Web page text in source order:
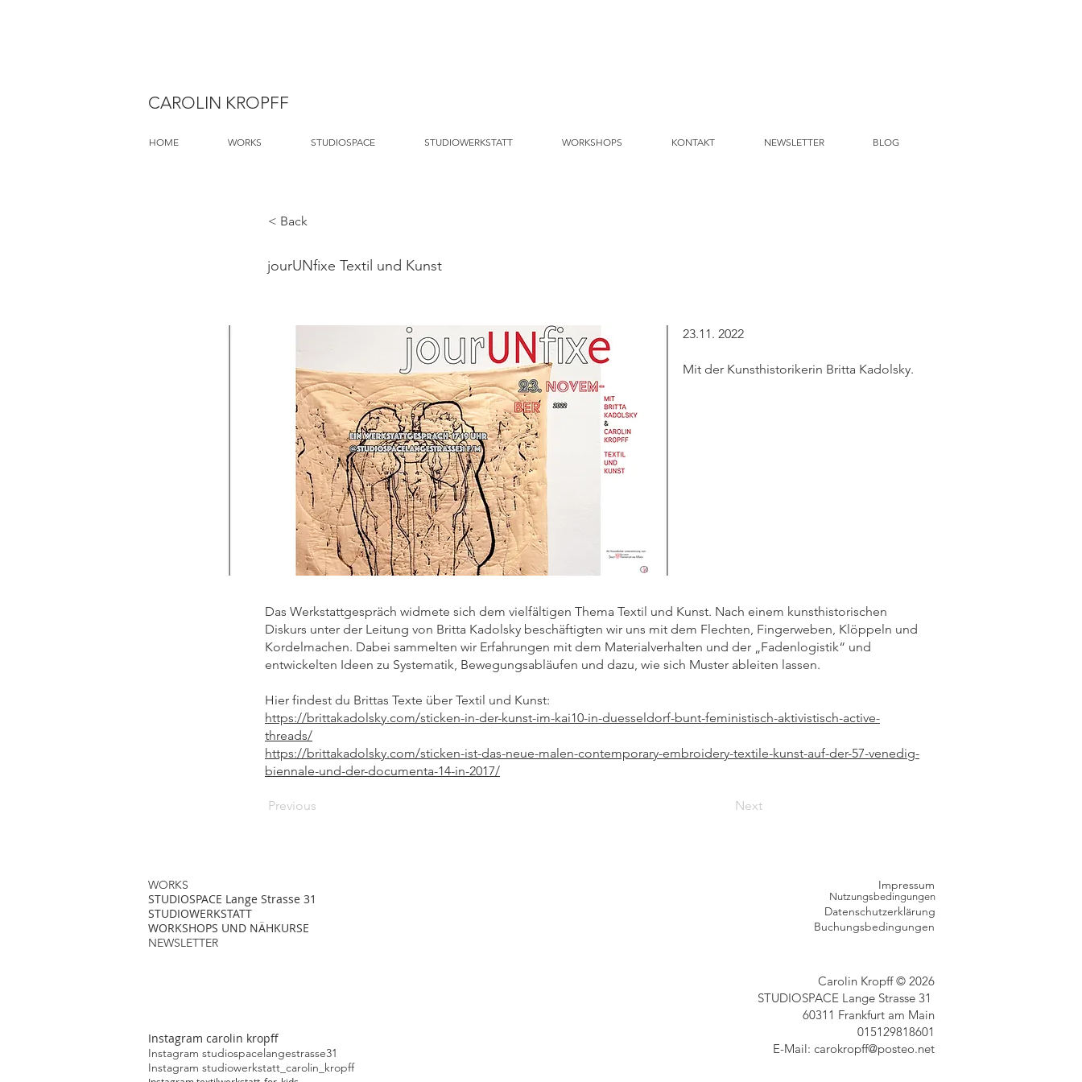
CAROLIN KROPFF
HOME WORKS STUDIOSPACE STUDIOWERKSTATT WORKSHOPS KONTAKT NEWSLETTER BLOG
< Back
jourUNfixe Textil und Kunst
23.11. 2022
Mit der Kunsthistorikerin Britta Kadolsky.​
Das Werkstattgespräch widmete sich dem vielfältigen Thema Textil und Kunst. Nach einem kunsthistorischen
Diskurs unter der Leitung von Britta Kadolsky beschäftigten wir uns mit dem Flechten, Fingerweben, Klöppeln und
Kordelmachen. Dabei sammelten wir Erfahrungen mit dem Materialverhalten und der „Fadenlogistik“ und
entwickelten Ideen zu Systematik, Bewegungsabläufen und dazu, wie sich Muster ableiten lassen.
Hier findest du Brittas Texte über Textil und Kunst:
https://brittakadolsky.com/sticken-in-der-kunst-im-kai10-in-duesseldorf-bunt-feministisch-aktivistisch-active-
threads/
https://brittakadolsky.com/sticken-ist-das-neue-malen-contemporary-embroidery-textile-kunst-auf-der-57-venedig-
biennale-und-der-documenta-14-in-2017/
Previous Next
WORKS
STUDIOSPACE Lange Strasse 31
STUDIOWERKSTATT
WORKSHOPS UND NÄHKURSE
NEWSLETTER
Instagram carolin kropff
Instagram studiospacelangestrasse31
Instagram studiowerkstatt_carolin_kropff
Impressum
Datenschutzerklärung
Buchungsbedingungen
Carolin Kropff © 2026
STUDIOSPACE Lange Strasse 31
60311 Frankfurt am Main
015129818601
E-Mail: carokropff@posteo.net
Nutzungsbedingungen